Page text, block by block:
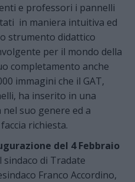
e professori i pannelli
in maniera intuitiva ed
strumento didattico
per il mondo della
completamento anche
immagini che il GAT,
ha inserito in una
suo genere ed a
richiesta.
del 4 Febbraio
di Tradate
Franco Accordino,